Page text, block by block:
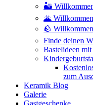
🏜️ Willkommen
🌋
🪨
Finde deinen
Bastelideen
zum
Keramik Blog
Galerie